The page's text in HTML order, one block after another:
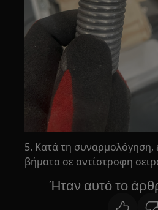
5. Κατά τη συναρμολόγηση,
βήματα σε αντίστροφη
Ήταν αυτό το